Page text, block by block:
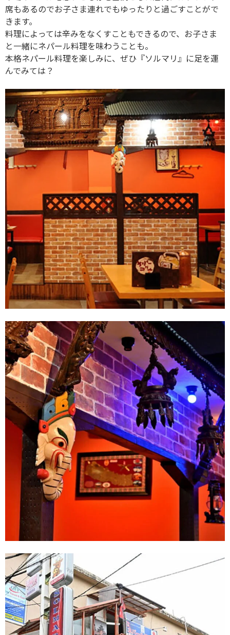
席もあるのでお子さま連れでもゆったりと過ごすことがで
きます。
料理によっては辛みをなくすこともできるので、お子さま
と一緒にネパール料理を味わうことも。
本格ネパール料理を楽しみに、ぜひ『ソルマリ』に足を運
んでみては？